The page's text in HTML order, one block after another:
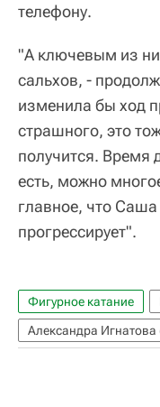
телефону.
"А ключевым из
сальхов, -
изменила бы ход
страшного, это
получится. Время
есть, можно
главное, что Саша
прогрессирует".
Фигурное катание
Александра Игнатова